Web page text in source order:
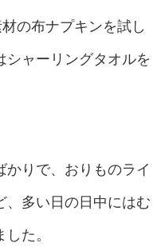
の布ナプキンを試し
シャーリングタオルを
りで、おりものライ
、多い日の日中にはむ
た。